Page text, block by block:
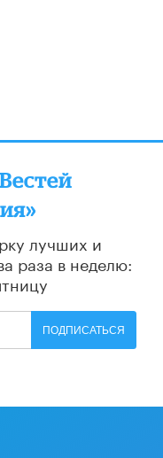
лучших и
раза в неделю:
ПОДПИСАТЬСЯ